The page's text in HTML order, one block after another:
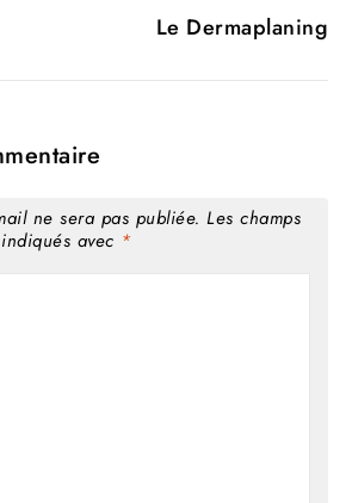
Le Dermaplaning
ne sera pas publiée. Les champs
avec *